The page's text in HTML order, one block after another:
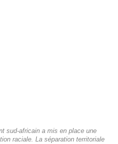
sud-africain a mis en place une
raciale. La séparation territoriale